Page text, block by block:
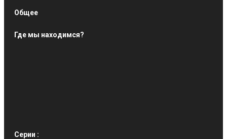
Общее
Где мы находимся?
Серии :